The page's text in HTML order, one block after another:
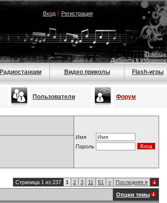
Вход| Регистрация
Помощь
Добавить в избранное
Радиостанции Видео приколы Flash-игры
Пользователи Форум
Имя
Пароль
Страница 1 из 237 1 2 3 11 51 > Последняя »
Опции темы